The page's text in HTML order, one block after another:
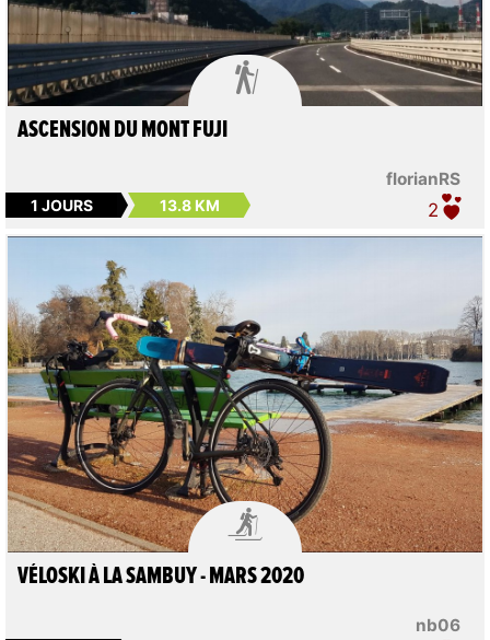

florianRS
ASCENSION DU MONT FUJI
1 JOURS 13.8 KM 2

nb06
VÉLOSKI À LA SAMBUY - MARS 2020